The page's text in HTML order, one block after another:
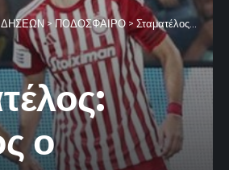
>ΠΟΔΟΣΦΑΙΡΟ > Σταματέλος: «Άλλος ο Ολυμπιακός μετά την έξοδο Φορτούνη-Μασούρα»
ο